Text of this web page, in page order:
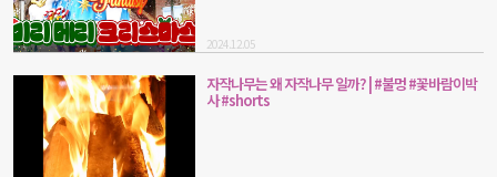
2024.12.05
자작나무는 왜 자작나무 일까? | #불멍 #꽃바람이박
사 #shorts